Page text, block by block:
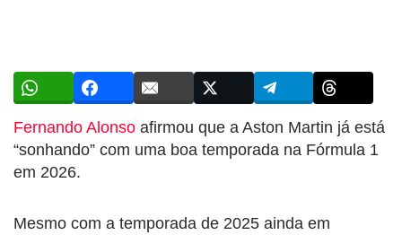
Fernando Alonso afirmou que a Aston Martin já está
“sonhando” com uma boa temporada na Fórmula 1
em 2026.
Mesmo com a temporada de 2025 ainda em